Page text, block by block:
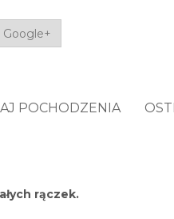
Google+
POCHODZENIA
rączek.